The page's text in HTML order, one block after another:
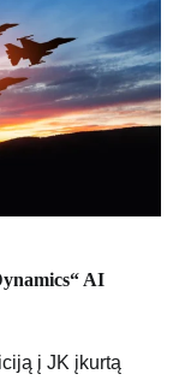
AI
į JK įkurtą